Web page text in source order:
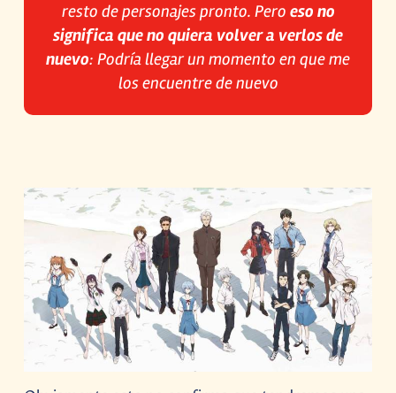
resto de personajes pronto. Pero eso no
significa que no quiera volver a verlos de
nuevo: Podría llegar un momento en que me
los encuentre de nuevo